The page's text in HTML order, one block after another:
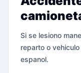
Si se lesiono
reparto o
espanol.